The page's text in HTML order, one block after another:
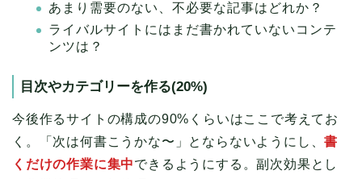
あまり需要のない、不必要な記事はどれか？
ライバルサイトにはまだ書かれていないコンテ
ンツは？
目次やカテゴリーを作る(20%)
今後作るサイトの構成の90%くらいはここで考えてお
く。「次は何書こうかな〜」とならないようにし、書
くだけの作業に集中できるようにする。副次効果とし